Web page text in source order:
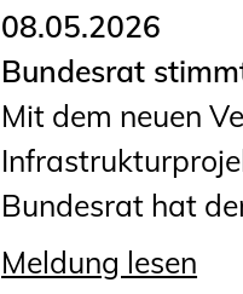
08.05.2026
Bundesrat
Mit dem neuen
Bundesrat hat
Meldung lesen